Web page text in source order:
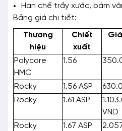
Hạn chế trầy xước, bám
Bảng giá chi tiết:
Thương
hiệu
Chiết
xuất
Polycore
HMC
1.56
Rocky 1.56 ASP
Rocky
1.61 ASP
VND
Rocky
1.67 ASP